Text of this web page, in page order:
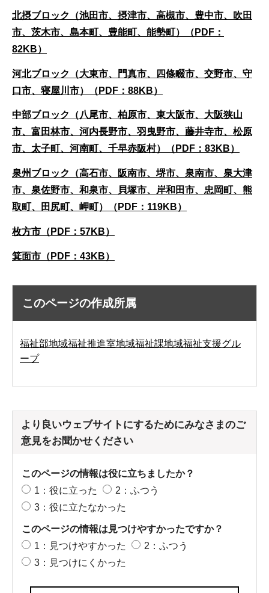
北摂ブロック（池田市、摂津市、高槻市、豊中市、吹田
市、茨木市、島本町、豊能町、能勢町）（PDF：
82KB）
河北ブロック（大東市、門真市、四條畷市、交野市、守
口市、寝屋川市）（PDF：88KB）
中部ブロック（八尾市、柏原市、東大阪市、大阪狭山
市、富田林市、河内長野市、羽曳野市、藤井寺市、松原
市、太子町、河南町、千早赤阪村）（PDF：83KB）
泉州ブロック（高石市、阪南市、堺市、泉南市、泉大津
市、泉佐野市、和泉市、貝塚市、岸和田市、忠岡町、熊
取町、田尻町、岬町）（PDF：119KB）
枚方市（PDF：57KB）
箕面市（PDF：43KB）
このページの作成所属
福祉部地域福祉推進室地域福祉課地域福祉支援グル
ープ
より良いウェブサイトにするためにみなさまのご
意見をお聞かせください
このページの情報は役に立ちましたか？
1：役に立った
2：ふつう
3：役に立たなかった
このページの情報は見つけやすかったですか？
1：見つけやすかった
2：ふつう
3：見つけにくかった